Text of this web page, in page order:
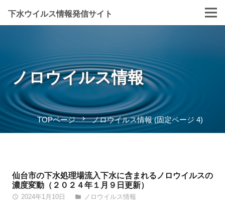
下水ウイルス情報発信サイト
ノロウイルス情報
TOPページ navigate_next ノロウイルス情報(固定ページ 4)
仙台市の下水処理場流入下水に含まれるノロウイルスの
濃度変動（２０２４年１月９日更新）
access_time 2024年1月10日 folder ノロウイルス情報